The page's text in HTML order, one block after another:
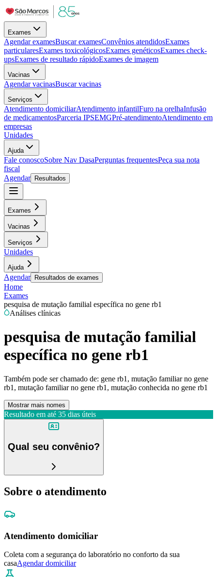
Exames
Agendar examesBuscar examesConvênios atendidosExames
particularesExames toxicológicosExames genéticosExames check-
upsExames de resultado rápidoExames de imagem
Vacinas
Agendar vacinasBuscar vacinas
Serviços
Atendimento domiciliarAtendimento infantilFuro na orelhaInfusão
de medicamentosParceria IPSEMGPré-atendimentoAtendimento em
empresas
Unidades
Ajuda
Fale conoscoSobre Nav DasaPerguntas frequentesPeça sua nota
fiscal
Agendar
Resultados
Exames
Vacinas
Serviços
Unidades
Ajuda
Agendar Resultados de exames
Home
Exames
pesquisa de mutação familial específica no gene rb1
Análises clínicas
pesquisa de mutação familial
específica no gene rb1
Também pode ser chamado de: gene rb1, mutação familiar no gene
rb1, mutação familiar no gene rb1, mutação conhecida no gene rb1
Mostrar mais nomes
Resultado em até 35 dias úteis
Qual seu convênio?
Sobre o atendimento
Atendimento domiciliar
Coleta com a segurança do laboratório no conforto da sua
casaAgendar domiciliar